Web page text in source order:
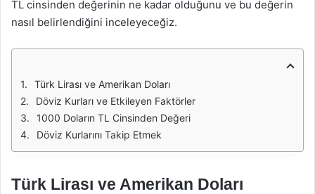
TL cinsinden değerinin ne kadar olduğunu ve bu değerin
nasıl belirlendiğini inceleyeceğiz.
Türk Lirası ve Amerikan Doları
Döviz Kurları ve Etkileyen Faktörler
1000 Doların TL Cinsinden Değeri
Döviz Kurlarını Takip Etmek
Türk Lirası ve Amerikan Doları